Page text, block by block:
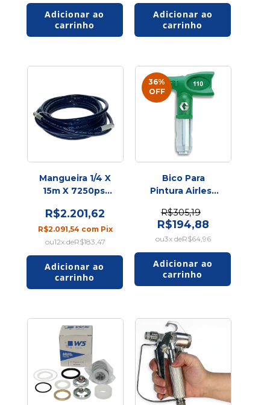
Mangueira 1/4 X
15m X 7250psi
R$2.201,62
R$2.091,54 com Pix
12x deR$183,47
36%
OFF
Bico Para
Pintura Airless
Original
R$305,19
R$194,88
3x deR$64,96